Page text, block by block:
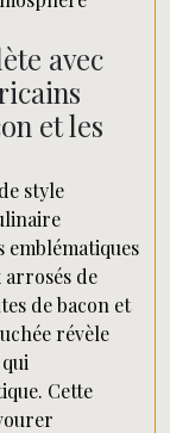
avec
et les
style
emblématiques
arrosés de
de bacon et
révèle
Cette